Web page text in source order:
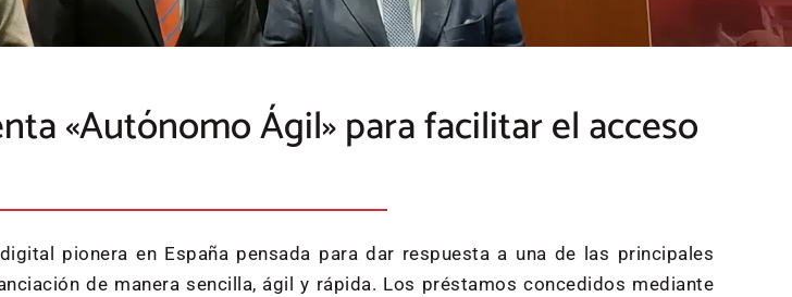
«Autónomo Ágil» para facilitar el acceso
pionera en España pensada para dar respuesta a una de las principales
de manera sencilla, ágil y rápida. Los préstamos concedidos mediante